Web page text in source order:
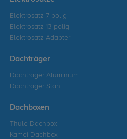
Elektrosatz 7-polig
Elektrosatz 13-polig
Elektrosatz Adapter
Dachträger
Dachträger Aluminium
Dachträger Stahl
Dachboxen
Thule Dachbox
Kamei Dachbox